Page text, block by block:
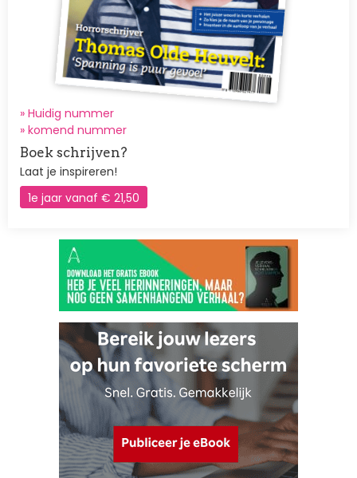
» Huidig nummer
» komend nummer
Boek schrijven?
Laat je inspireren!
1e jaar vanaf € 21,50